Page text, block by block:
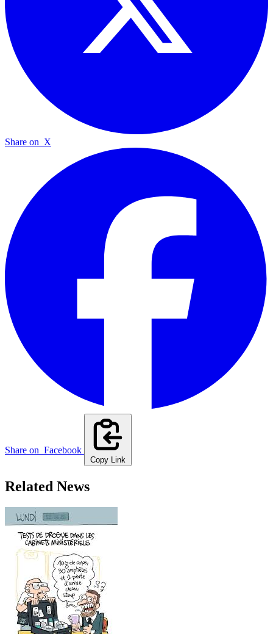
Share on X
Share on Facebook
Copy Link
Related News